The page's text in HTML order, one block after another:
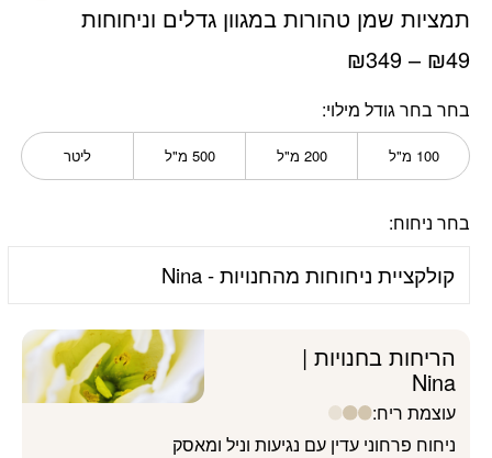
תמציות שמן טהורות במגוון גדלים וניחוחות
₪49
–
₪349
בחר בחר גודל מילוי
100 מ"ל 200 מ"ל 500 מ"ל ליטר
בחר ניחוח:
הריחות בחנויות |
Nina
עוצמת ריח:
ניחוח פרחוני עדין עם נגיעות וניל ומאסק